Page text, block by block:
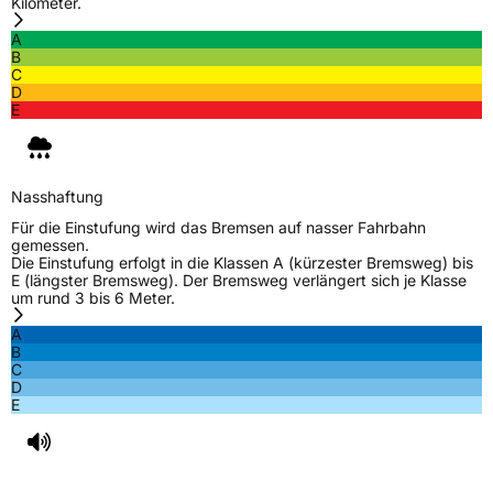
Weitere Eigenschaften
SchlauchtypTL
ZustandNeureifen
Verstärkt
EU Label
EffizienzD
Nasshaftung
A
B
C
D
E
Nasshaftung
Für die Einstufung wird das Bremsen auf nasser Fahrbahn
gemessen.
Die Einstufung erfolgt in die Klassen A (kürzester Bremsweg) bis
E (längster Bremsweg). Der Bremsweg verlängert sich je Klasse
um rund 3 bis 6 Meter.
A
B
C
D
E